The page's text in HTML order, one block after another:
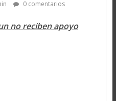
0 comentarios
no reciben apoyo